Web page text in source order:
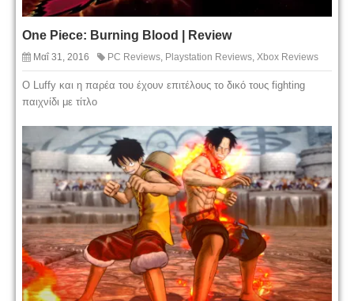
One Piece: Burning Blood | Review
Μαΐ 31, 2016 PC Reviews, Playstation Reviews, Xbox Reviews
O Luffy και η παρέα του έχουν επιτέλους το δικό τους fighting
παιχνίδι με τίτλο